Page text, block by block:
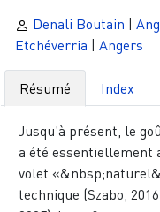
Denali Boutain |
Etchéverria |Angers
Résumé Index
Jusqu’à présent, le
a été essentiellement
volet
technique (Szabo,